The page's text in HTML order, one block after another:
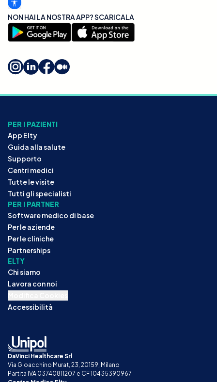
NON HAI LA NOSTRA APP? SCARICALA
PER I PAZIENTI
App Elty
Guida alla salute
Supporto
Centri medici
Tutte le visite
Tutti gli specialisti
PER I PARTNER
Software medico di base
Per le aziende
Per le cliniche
Partnerships
ELTY
Chi siamo
Lavora con noi
Accessibilità
DaVinci Healthcare Srl
Via Gioacchino Murat, 23, 20159, Milano
Partita IVA 03740811207 e CF 10435390967